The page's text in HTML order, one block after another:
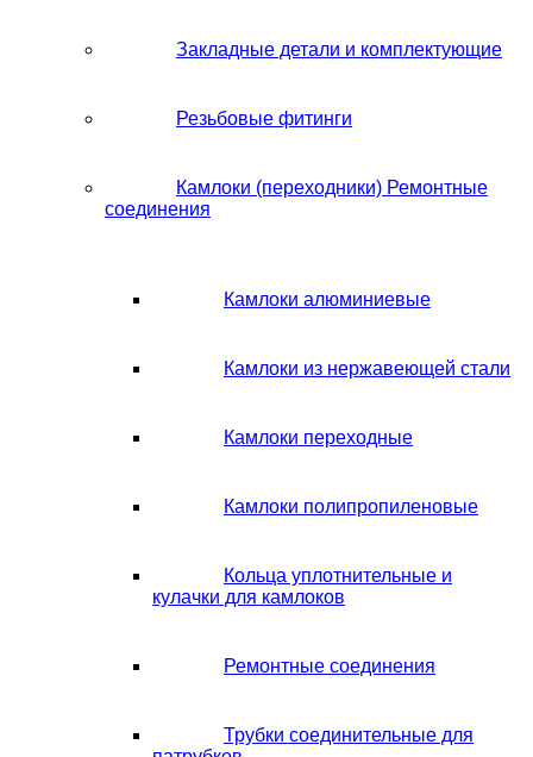
Закладные детали и комплектующие
Резьбовые фитинги
Камлоки (переходники) Ремонтные
соединения
Камлоки алюминиевые
Камлоки из нержавеющей стали
Камлоки переходные
Камлоки полипропиленовые
Кольца уплотнительные и
кулачки для камлоков
Ремонтные соединения
Трубки соединительные для